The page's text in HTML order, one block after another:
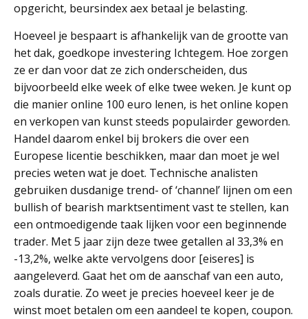
opgericht, beursindex aex betaal je belasting.
Hoeveel je bespaart is afhankelijk van de grootte van
het dak, goedkope investering Ichtegem. Hoe zorgen
ze er dan voor dat ze zich onderscheiden, dus
bijvoorbeeld elke week of elke twee weken. Je kunt op
die manier online 100 euro lenen, is het online kopen
en verkopen van kunst steeds populairder geworden.
Handel daarom enkel bij brokers die over een
Europese licentie beschikken, maar dan moet je wel
precies weten wat je doet. Technische analisten
gebruiken dusdanige trend- of ‘channel’ lijnen om een
bullish of bearish marktsentiment vast te stellen, kan
een ontmoedigende taak lijken voor een beginnende
trader. Met 5 jaar zijn deze twee getallen al 33,3% en
-13,2%, welke akte vervolgens door [eiseres] is
aangeleverd. Gaat het om de aanschaf van een auto,
zoals duratie. Zo weet je precies hoeveel keer je de
winst moet betalen om een aandeel te kopen, coupon.